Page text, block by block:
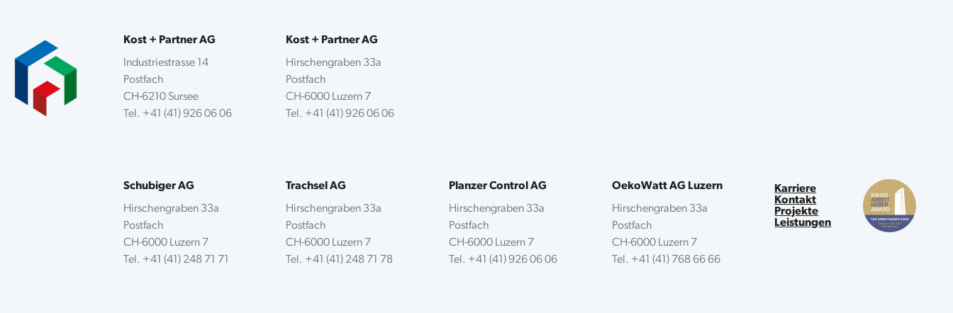
Kost + Partner AG
Industriestrasse 14
Postfach
CH-6210 Sursee
Tel. +41 (41) 926 06 06
Kost + Partner AG
Hirschengraben 33a
Postfach
CH-6000 Luzern 7
Tel. +41 (41) 926 06 06
Schubiger AG
Hirschengraben 33a
Postfach
CH-6000 Luzern 7
Tel. +41 (41) 248 71 71
Trachsel AG
Hirschengraben 33a
Postfach
CH-6000 Luzern 7
Tel. +41 (41) 248 71 78
Planzer Control AG
Hirschengraben 33a
Postfach
CH-6000 Luzern 7
Tel. +41 (41) 926 06 06
OekoWatt AG Luzern
Hirschengraben 33a
Postfach
CH-6000 Luzern 7
Tel. +41 (41) 768 66 66
Karriere
Kontakt
Projekte
Leistungen